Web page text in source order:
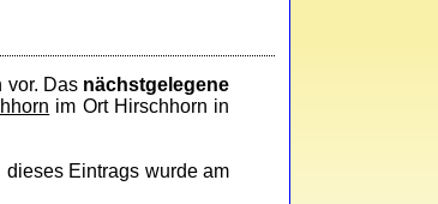
vor. Das nächstgelegene
im Ort Hirschhorn in
Eintrags wurde am